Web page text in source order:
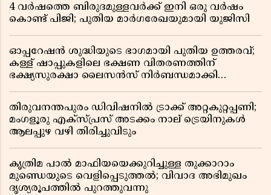
4 വർഷത്തെ ബിരുദമുള്ളവർക്ക് ഇനി ഒരു വർഷം
കൊണ്ട് പിജി; പുതിയ മാർഗരേഖയുമായി യുജിസി
ഓപ്പറേഷൻ ശുദ്ധിയുടെ ഭാഗമായി പുതിയ ഉത്തരവ്;
കള്ള് ഷാപ്പുകളിലെ ഭക്ഷണ വിതരണത്തിന്
ഭക്ഷ്യസുരക്ഷാ ലൈസൻസ് നിർബന്ധമാക്കി
തിരുവനന്തപുരം ഡിവിഷനിൽ ട്രാക്ക് അറ്റകുറ്റപ്പണി;
മംഗളൂരു എക്സ്പ്രസ് അടക്കം നാല് ട്രെയിനുകൾ
ആലപ്പുഴ വഴി തിരിച്ചുവിടും
കൃത്രിമ പാൽ മാഫിയയെക്കുറിച്ചുള്ള തുക്കാറാം
മുണ്ഡെയുടെ വെളിപ്പെടുത്തൽ; വിവാദ അഭിമുഖം
ദൃശ്യരൂപത്തിൽ പുറത്തുവന്നു